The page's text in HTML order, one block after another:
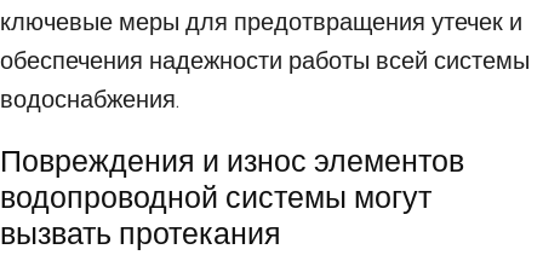
ключевые меры для предотвращения утечек и
обеспечения надежности работы всей системы
водоснабжения.
Повреждения и износ элементов
водопроводной системы могут
вызвать протекания